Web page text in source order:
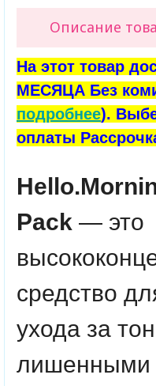
Описание
На этот товар
МЕСЯЦА Без
подробнее).
оплаты
Pack — это
средство
ухода за
лишенными